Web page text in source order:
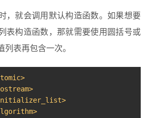
，就会调用默认构造函数。如果想要
表构造函数，那就需要使用圆括号或
列表再包含一次。